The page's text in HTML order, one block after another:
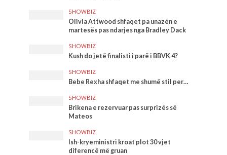
SHOWBIZ
Olivia Attwood shfaqet pa unazën e
martesës pas ndarjes nga Bradley Dack
SHOWBIZ
Kush do jetë finalisti i parë i BBVK 4?
SHOWBIZ
Bebe Rexha shfaqet me shumë stil per…
SHOWBIZ
Brikena e rezervuar pas surprizës së
Mateos
SHOWBIZ
Ish-kryeministri kroat plot 30 vjet
diferencë më gruan